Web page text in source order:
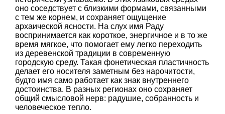
оно соседствует с близкими формами, связанными
с тем же корнем, и сохраняет ощущение
архаической ясности. На слух имя Раду
воспринимается как короткое, энергичное и в то же
время мягкое, что помогает ему легко переходить
из деревенской традиции в современную
городскую среду. Такая фонетическая пластичность
делает его носителя заметным без нарочитости,
будто имя само работает как знак внутреннего
достоинства. В разных регионах оно сохраняет
общий смысловой нерв: радушие, собранность и
человеческое тепло.